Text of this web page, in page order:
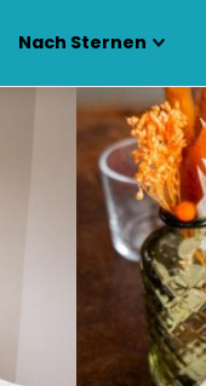
Nach Sternen